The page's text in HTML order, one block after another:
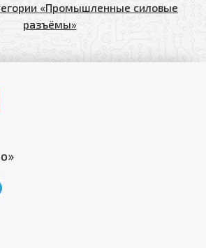
«Промышленные силовые
разъёмы»